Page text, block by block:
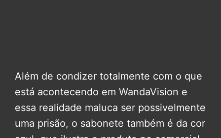
Além de condizer totalmente com o que
está acontecendo em WandaVision e
essa realidade maluca ser possivelmente
uma prisão, o sabonete também é da cor